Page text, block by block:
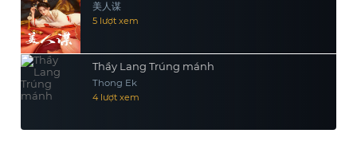
美人谋
5 lượt xem
Thầy Lang Trúng mánh
Thong Ek
4 lượt xem